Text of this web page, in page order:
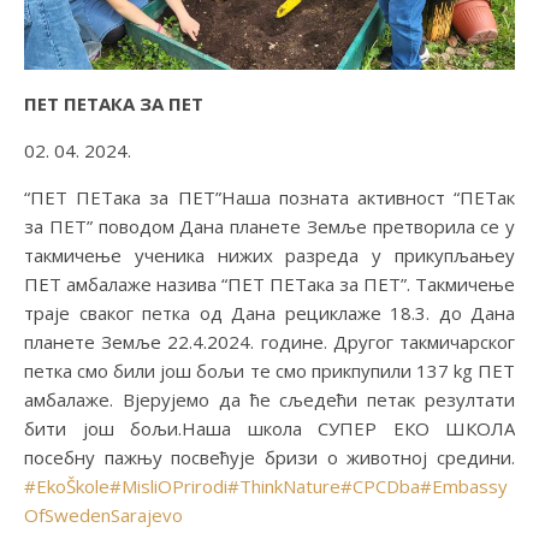
ПЕТ ПЕТАКА ЗА ПЕТ
02. 04. 2024.
“ПЕТ ПЕТака за ПЕТ”Наша позната активност “ПЕТак
за ПЕТ” поводом Дана планете Земље претворила се у
такмичење ученика нижих разреда у прикупљањеу
ПЕТ амбалаже назива “ПЕТ ПЕТака за ПЕТ”. Такмичење
траје сваког петка од Дана рециклаже 18.3. до Дана
планете Земље 22.4.2024. године. Другог такмичарског
петка смо били још бољи те смо прикпупили 137 kg ПЕТ
амбалаже. Вјерујемо да ће сљедећи петак резултати
бити још бољи.Наша школа СУПЕР ЕКО ШКОЛА
посебну пажњу посвећује бризи о животној средини.
#EkoŠkole#MisliOPrirodi#ThinkNature#CPCDba#Embassy
OfSwedenSarajevo